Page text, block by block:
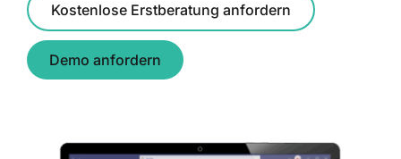
Kostenlose Erstberatung anfordern
Demo anfordern